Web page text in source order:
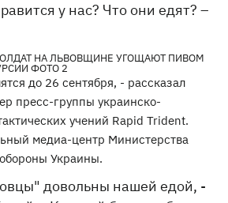
у нас? Что они едят? –
до 26 сентября, - рассказал
пресс-группы украинско-
учений Rapid Trident.
медиа-центр Министерства
обороны Украины.
довольны нашей едой, -